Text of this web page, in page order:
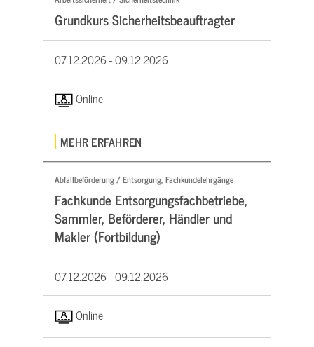
Grundkurs Sicherheitsbeauftragter
07.12.2026 -09.12.2026
Online
MEHR ERFAHREN
Abfallbeförderung / Entsorgung, Fachkundelehrgänge
Fachkunde Entsorgungsfachbetriebe,
Sammler, Beförderer, Händler und
Makler (Fortbildung)
07.12.2026 -09.12.2026
Online